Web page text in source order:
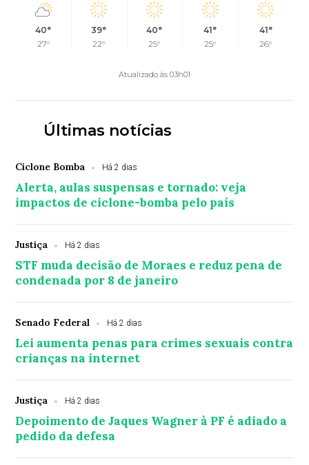
40°
27°
39°
22°
40°
25°
41°
25°
41°
26°
Atualizado às 03h01
Últimas notícias
Ciclone Bomba Há 2 dias
Alerta, aulas suspensas e tornado: veja
impactos de ciclone-bomba pelo país
Justiça Há 2 dias
STF muda decisão de Moraes e reduz pena de
condenada por 8 de janeiro
Senado Federal Há 2 dias
Lei aumenta penas para crimes sexuais contra
crianças na internet
Justiça Há 2 dias
Depoimento de Jaques Wagner à PF é adiado a
pedido da defesa